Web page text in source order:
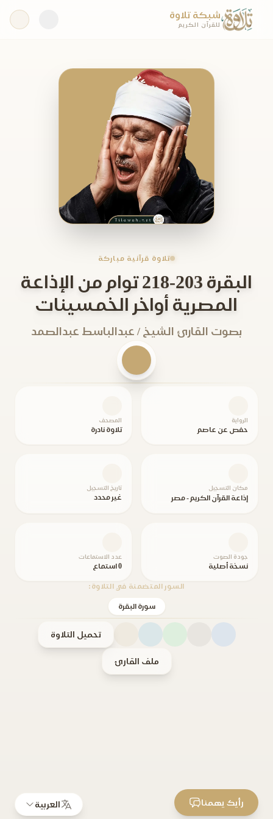
شبكة تلاوة
للقرآن الكريم
تلاوة قرآنية مباركة
البقرة 203-218 توام من الإذاعة
المصرية أواخر الخمسينات
بصوت القارئ الشيخ / عبدالباسط عبدالصمد
الرواية
حفص عن عاصم
المصحف
تلاوة نادرة
مكان التسجيل
إذاعة القرآن الكريم - مصر
تاريخ التسجيل
غير محدد
جودة الصوت
نسخة أصلية
عدد الاستماعات
0 استماع
السور المتضمنة في التلاوة:
سورة البقرة
تحميل التلاوة
ملف القارئ
العربية رأيك يهمنا